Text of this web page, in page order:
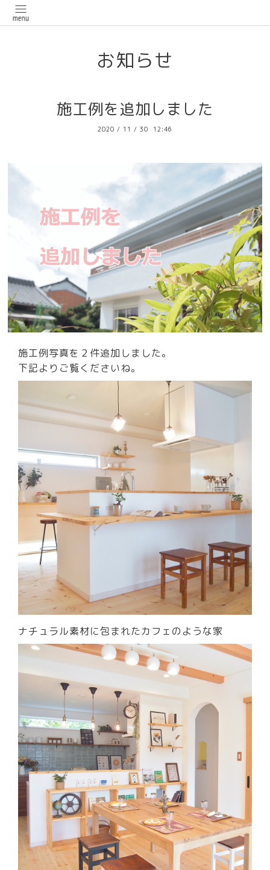
お知らせ
施工例を追加しました
2020 / 11 / 30 12:46
施工例写真を２件追加しました。
下記よりご覧くださいね。
ナチュラル素材に包まれたカフェのような家